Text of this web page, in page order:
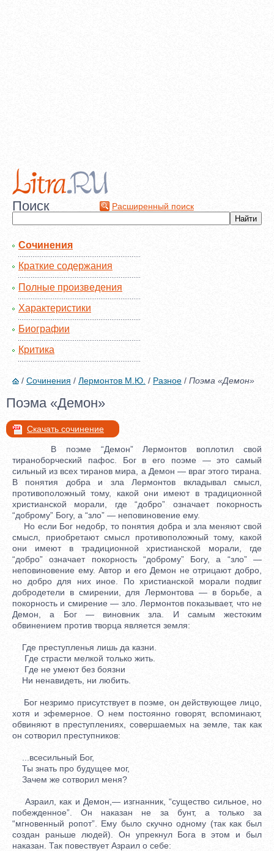
Поиск Расширенный поиск
Сочинения
Краткие содержания
Полные произведения
Характеристики
Биографии
Критика
/ Сочинения / Лермонтов М.Ю. / Разное / Поэма «Демон»
Поэма «Демон»
Скачать сочинение
В поэме “Демон” Лермонтов воплотил свой
тираноборческий пафос. Бог в его поэме — это самый
сильный из всех тиранов мира, а Демон — враг этого тирана.
В понятия добра и зла Лермонтов вкладывал смысл,
противоположный тому, какой они имеют в традиционной
христианской морали, где “добро” означает покорность
“доброму” Богу, а “зло” — неповиновение ему.
Но если Бог недобр, то понятия добра и зла меняют свой
смысл, приобретают смысл противоположный тому, какой
они имеют в традиционной христианской морали, где
“добро” означает покорность “доброму” Богу, а “зло” —
неповиновение ему. Автор и его Демон не отрицают добро,
но добро для них иное. По христианской морали подвиг
добродетели в смирении, для Лермонтова — в борьбе, а
покорность и смирение — зло. Лермонтов показывает, что не
Демон, а Бог — виновник зла. И самым жестоким
обвинением против творца является земля:
Где преступленья лишь да казни.
Где страсти мелкой только жить.
Где не умеют без боязни
Ни ненавидеть, ни любить.
Бог незримо присутствует в поэме, он действующее лицо,
хотя и эфемерное. О нем постоянно говорят, вспоминают,
обвиняют в преступлениях, совершаемых на земле, так как
он сотворил преступников:
...всесильный Бог,
Ты знать про будущее мог,
Зачем же сотворил меня?
Азраил, как и Демон,— изгнанник, “существо сильное, но
побежденное”. Он наказан не за бунт, а только за
“мгновенный ропот”. Ему было скучно одному (так как был
создан раньше людей). Он упрекнул Бога в этом и был
наказан. Так повествует Азраил о себе: